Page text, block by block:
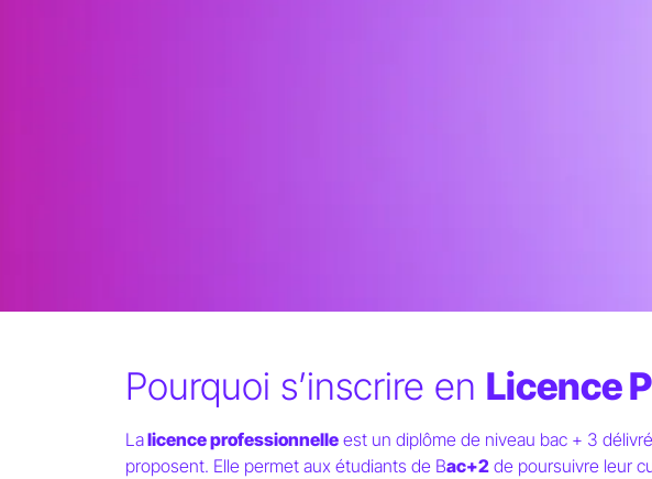
Pourquoi s’inscrire en Licence
Lalicence professionnelle est un diplôme de niveau bac + 3
proposent. Elle permet aux étudiants de Bac+2 de poursuivre leur